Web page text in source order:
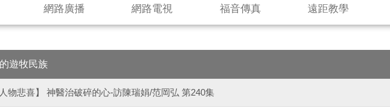
網路廣播 網路電視 福音傳真 遠距教學
遊牧民族
人物悲喜】 神醫治破碎的心-訪陳瑞娟/范岡弘 第240集